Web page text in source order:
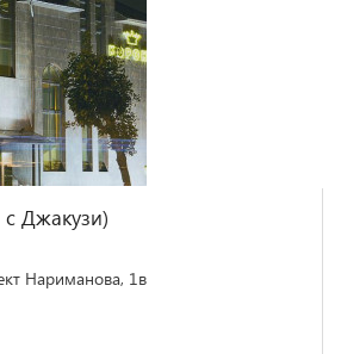
Джакузи)
Нариманова, 1в